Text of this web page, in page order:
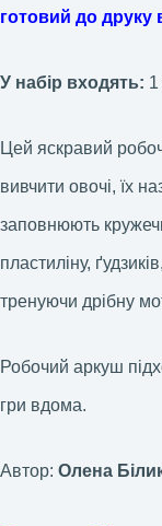
готовий до друку
У набір входять:
Цей яскравий
вивчити овочі, їх
заповнюють
пластиліну,
тренуючи дрібну
Робочий аркуш
гри вдома.
Автор: Олена